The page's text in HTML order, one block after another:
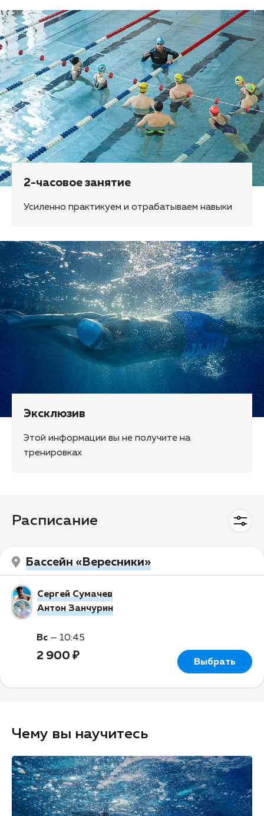
2-часовое занятие
Усиленно практикуем и отрабатываем навыки
Эксклюзив
Этой информации вы не получите на
тренировках
Расписание
Бассейн «Вересники»
Сергей Сумачев
Антон Занчурин
Вс — 10:45
2 900 ₽
Выбрать
Чему вы научитесь